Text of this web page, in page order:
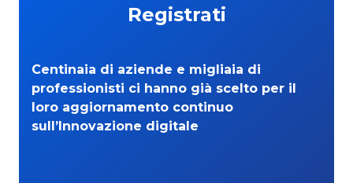
Registrati
Centinaia di aziende e migliaia di
professionisti ci hanno già scelto per il
loro aggiornamento continuo
sull’Innovazione digitale